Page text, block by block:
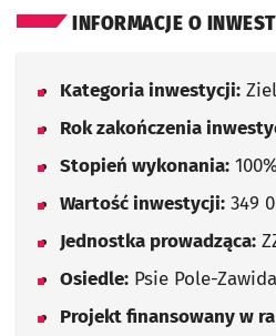
INFORMACJE O
Kategoria inwestycji:
Rok zakończenia
Stopień wykonania:
Wartość inwestycji: 349
Jednostka prowadząca:
Osiedle: Psie Pole-
Projekt finansowany w